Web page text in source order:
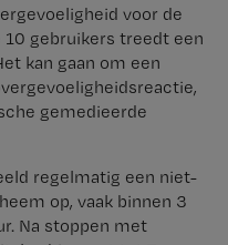
voor de
10 gebruikers treedt een
kan gaan om een
gemedieerde
regelmatig een niet-
op, vaak binnen 3
Na stoppen met